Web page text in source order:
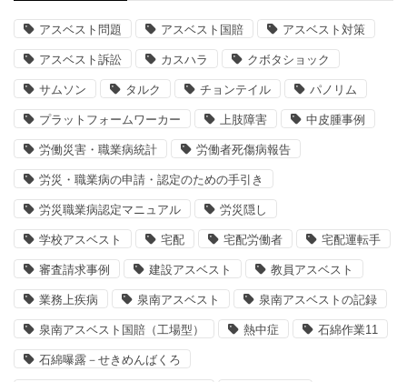
アスベスト問題 アスベスト国賠 アスベスト対策
アスベスト訴訟 カスハラ クボタショック
サムソン タルク チョンテイル パノリム
プラットフォームワーカー 上肢障害 中皮腫事例
労働災害・職業病統計 労働者死傷病報告
労災・職業病の申請・認定のための手引き
労災職業病認定マニュアル 労災隠し
学校アスベスト 宅配 宅配労働者 宅配運転手
審査請求事例 建設アスベスト 教員アスベスト
業務上疾病 泉南アスベスト 泉南アスベストの記録
泉南アスベスト国賠（工場型） 熱中症 石綿作業11
石綿曝露－せきめんばくろ